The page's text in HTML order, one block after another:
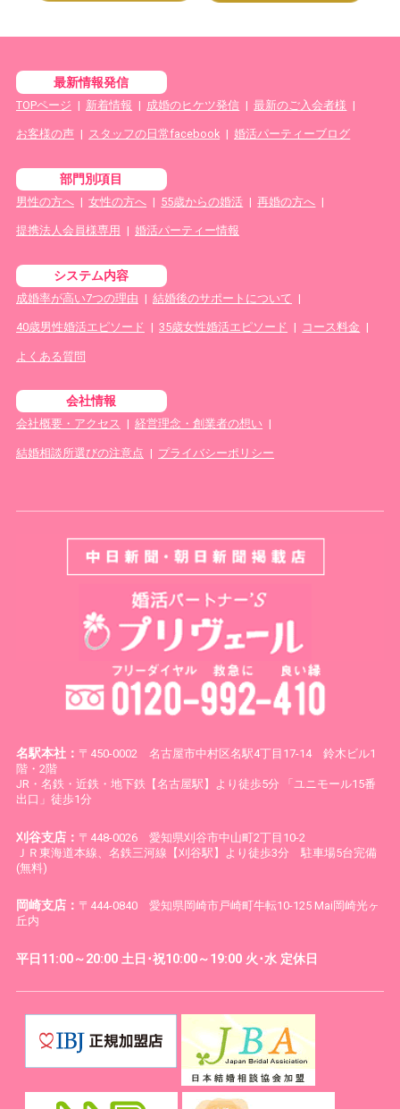
最新情報発信
TOPページ | 新着情報 | 成婚のヒケツ発信 | 最新のご入会者様 |
お客様の声| スタッフの日常facebook | 婚活パーティーブログ
部門別項目
男性の方へ| 女性の方へ | 55歳からの婚活 | 再婚の方へ |
提携法人会員様専用 | 婚活パーティー情報
システム内容
成婚率が高い7つの理由 | 結婚後のサポートについて |
40歳男性婚活エピソード | 35歳女性婚活エピソード | コース料金 |
よくある質問
会社情報
会社概要・アクセス | 経営理念・創業者の想い |
結婚相談所選びの注意点 | プライバシーポリシー
名駅本社： 〒450-0002 名古屋市中村区名駅4丁目17-14 鈴木ビル1
階・2階
JR・名鉄・近鉄・地下鉄【名古屋駅】より徒歩5分 「ユニモール15番
出口」徒歩1分
刈谷支店： 〒448-0026 愛知県刈谷市中山町2丁目10-2
ＪＲ東海道本線、名鉄三河線【刈谷駅】より徒歩3分 駐車場5台完備
(無料)
岡崎支店： 〒444-0840 愛知県岡崎市戸崎町牛転10-125 Mai岡崎光ヶ
丘内
平日11:00～20:00 土日･祝10:00～19:00 火･水 定休日